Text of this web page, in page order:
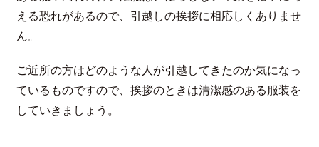
える恐れがあるので、引越しの挨拶に相応しくありませ
ん。
ご近所の方はどのような人が引越してきたのか気になっ
ているものですので、挨拶のときは清潔感のある服装を
していきましょう。